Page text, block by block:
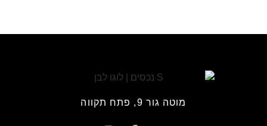
מוטה גור 9, פתח תקווה